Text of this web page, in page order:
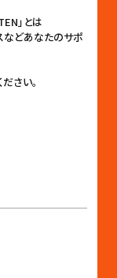
」とは
などあなたのサポ
さい。